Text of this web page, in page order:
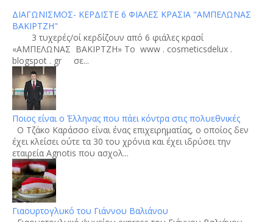
ΔΙΑΓΩΝΙΣΜΟΣ- ΚΕΡΔΙΣΤΕ 6 ΦΙΑΛΕΣ ΚΡΑΣΙΑ "ΑΜΠΕΛΩΝΑΣ
ΒΑΚΙΡΤΖΗ"
3 τυχερές/οί κερδίζουν από 6 φιάλες κρασί
«ΑΜΠΕΛΩΝΑΣ ΒΑΚΙΡΤΖΗ» To www . cosmeticsdelux .
blogspot . gr σε...
Ποιος είναι ο Έλληνας που πάει κόντρα στις πολυεθνικές
Ο Τζάκο Καράσσο είναι ένας επιχειρηματίας, ο οποίος δεν
έχει κλείσει ούτε τα 30 του χρόνια και έχει ιδρύσει την
εταιρεία Agnotis που ασχολ...
Γιαουρτογλυκό του Γιάννου Βαλιάνου